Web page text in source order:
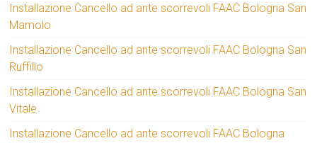
Installazione Cancello ad ante scorrevoli FAAC Bologna San
Mamolo
Installazione Cancello ad ante scorrevoli FAAC Bologna San
Ruffillo
Installazione Cancello ad ante scorrevoli FAAC Bologna San
Vitale
Installazione Cancello ad ante scorrevoli FAAC Bologna